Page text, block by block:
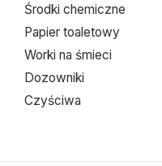
Środki chemiczne
Papier toaletowy
Worki na śmieci
Dozowniki
Czyściwa